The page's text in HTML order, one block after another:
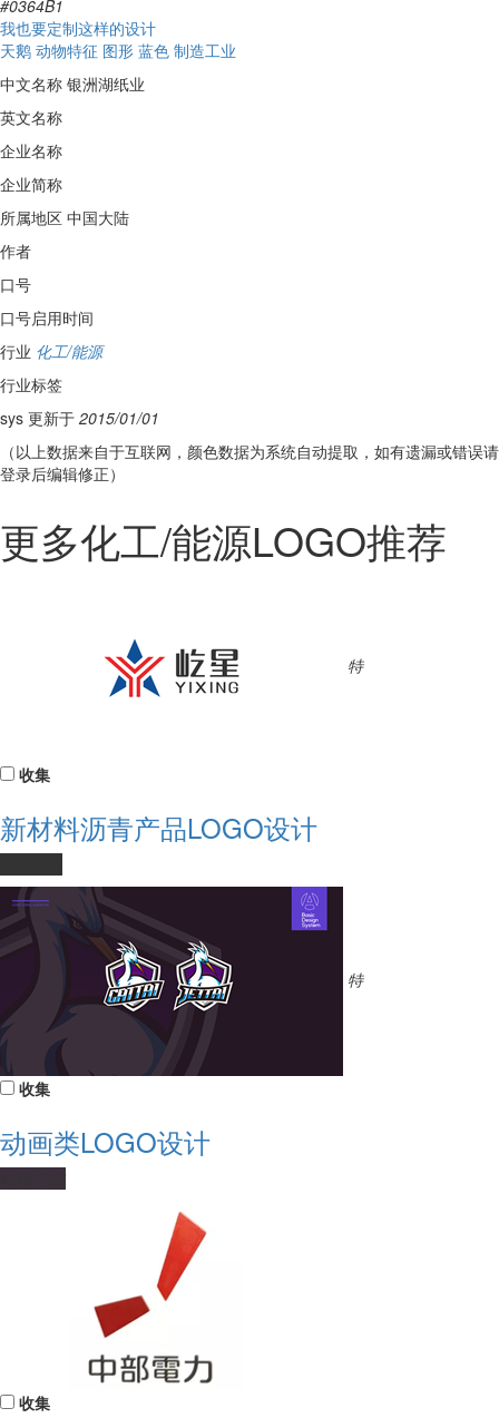
#0364B1
我也要定制这样的设计
天鹅 动物特征 图形 蓝色 制造工业
中文名称 银洲湖纸业
英文名称
企业名称
企业简称
所属地区 中国大陆
作者
口号
口号启用时间
行业 化工/能源
行业标签
sys 更新于 2015/01/01
（以上数据来自于互联网，颜色数据为系统自动提取，如有遗漏或错误请
登录后编辑修正）
更多化工/能源LOGO推荐
特
收集
新材料沥青产品LOGO设计
特
收集
动画类LOGO设计
收集